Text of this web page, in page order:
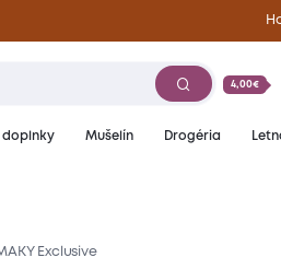
4,00€
doplnky Mušelín Drogéria
Exclusive